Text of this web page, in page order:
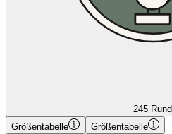
245 Rund
Größentabelle
Größentabelle